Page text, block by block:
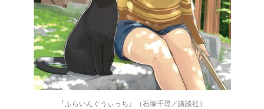
『ふらいんぐうぃっち』（石塚千尋／講談社）